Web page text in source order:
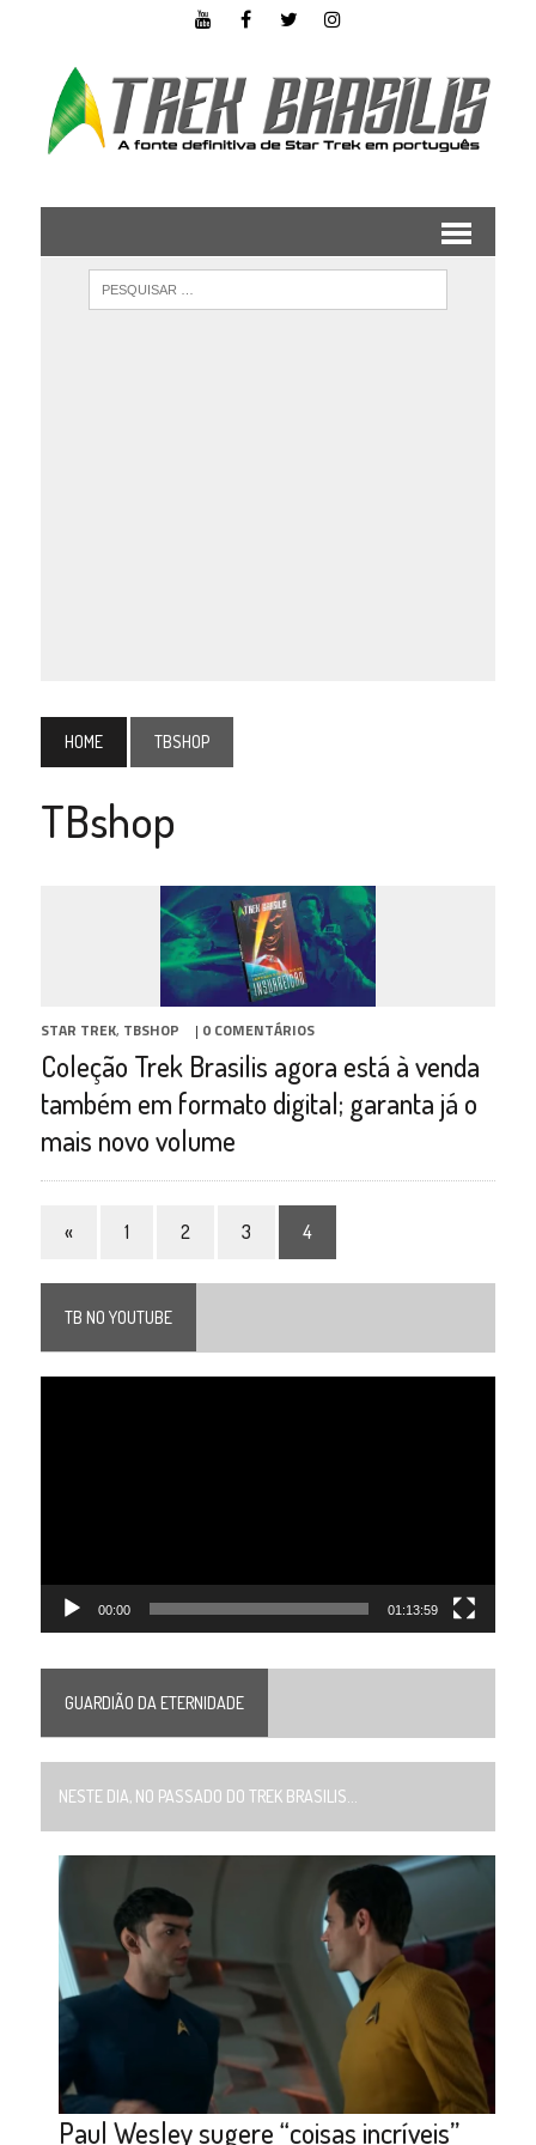
HOME TBSHOP
TBshop
STAR TREK, TBSHOP | 0 COMENTÁRIOS
Coleção Trek Brasilis agora está à venda
também em formato digital; garanta já o
mais novo volume
« 1 2 3 4
TB NO YOUTUBE
00:00 01:13:59
GUARDIÃO DA ETERNIDADE
NESTE DIA, NO PASSADO DO TREK BRASILIS...
Paul Wesley sugere “coisas incríveis”